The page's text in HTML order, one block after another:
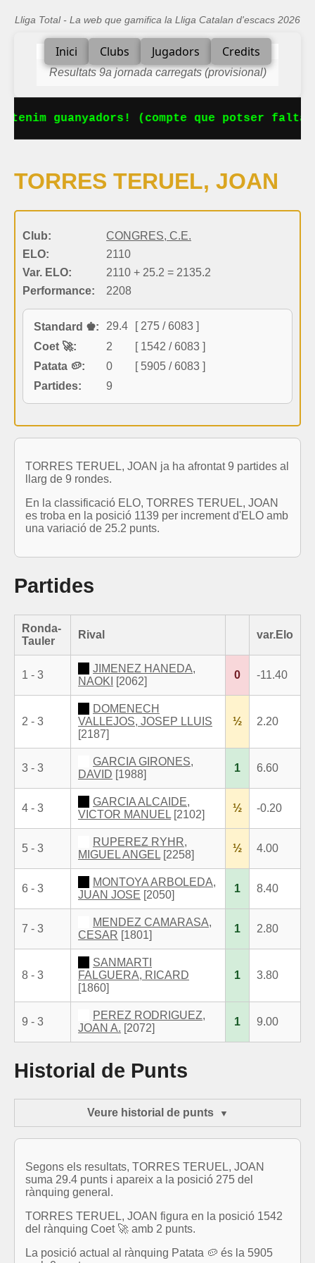
Lliga Total - La web que gamifica la Lliga Catalan d'escacs 2026
Inici Clubs Jugadors Credits
Resultats 9a jornada carregats (provisional)
guanyadors! (compte que potser falta
TORRES TERUEL, JOAN
Club:
CONGRES, C.E.
ELO:
2110
Var. ELO:
2110 + 25.2 = 2135.2
Performance:
2208
Standard ♚: 29.4
[ 275 / 6083 ]
Coet 🚀:
2
[ 1542 / 6083 ]
Patata 🥔:
0
[ 5905 / 6083 ]
Partides:
9
TORRES TERUEL, JOAN ja ha afrontat 9 partides al
llarg de 9 rondes.
En la classificació ELO, TORRES TERUEL, JOAN
es troba en la posició 1139 per increment d'ELO amb
una variació de 25.2 punts.
Partides
Ronda-
Tauler
Rival var.Elo
1 - 3
JIMENEZ HANEDA,
NAOKI
[2062]
0 -11.40
2 - 3
DOMENECH
VALLEJOS, JOSEP LLUIS
[2187]
½ 2.20
3 - 3
GARCIA GIRONES,
DAVID [1988]
1 6.60
4 - 3
GARCIA ALCAIDE,
VICTOR MANUEL [2102]
½ -0.20
5 - 3
RUPEREZ RYHR,
MIGUEL ANGEL [2258]
½ 4.00
6 - 3
MONTOYA ARBOLEDA,
JUAN JOSE [2050]
1 8.40
7 - 3
MENDEZ CAMARASA,
CESAR [1801]
1 2.80
8 - 3
SANMARTI
FALGUERA, RICARD
[1860]
1 3.80
9 - 3
PEREZ RODRIGUEZ,
JOAN A. [2072]
1 9.00
Historial de Punts
Veure historial de punts
Segons els resultats, TORRES TERUEL, JOAN
suma 29.4 punts i apareix a la posició 275 del
rànquing general.
TORRES TERUEL, JOAN figura en la posició 1542
del rànquing Coet 🚀 amb 2 punts.
La posició actual al rànquing Patata 🥔 és la 5905